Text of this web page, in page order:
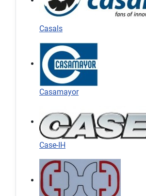
Casals
Casamayor
Case-IH